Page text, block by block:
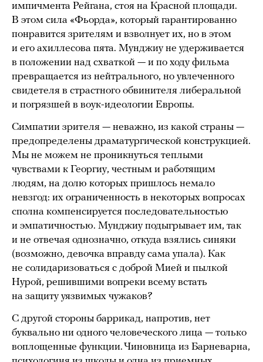
импичмента Рейгана, стоя на Красной площади.
В этом сила «Фьорда», который гарантированно
понравится зрителям и взволнует их, но в этом
и его ахиллесова пята. Мунджиу не удерживается
в положении над схваткой — и по ходу фильма
превращается из нейтрального, но увлеченного
свидетеля в страстного обвинителя либеральной
и погрязшей в воук-идеологии Европы.
Симпатии зрителя — неважно, из какой страны —
предопределены драматургической конструкцией.
Мы не можем не проникнуться теплыми
чувствами к Георгиу, честным и работящим
людям, на долю которых пришлось немало
невзгод: их ограниченность в некоторых вопросах
сполна компенсируется последовательностью
и эмпатичностью. Мунджиу подыгрывает им, так
и не отвечая однозначно, откуда взялись синяки
(возможно, девочка вправду сама упала). Как
не солидаризоваться с доброй Мией и пылкой
Нурой, решившими вопреки всему встать
на защиту уязвимых чужаков?
С другой стороны баррикад, напротив, нет
буквально ни одного человеческого лица — только
воплощенные функции. Чиновница из Барневарна,